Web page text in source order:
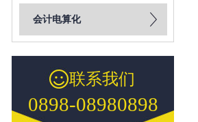
会计电算化
联系我们
0898-08980898